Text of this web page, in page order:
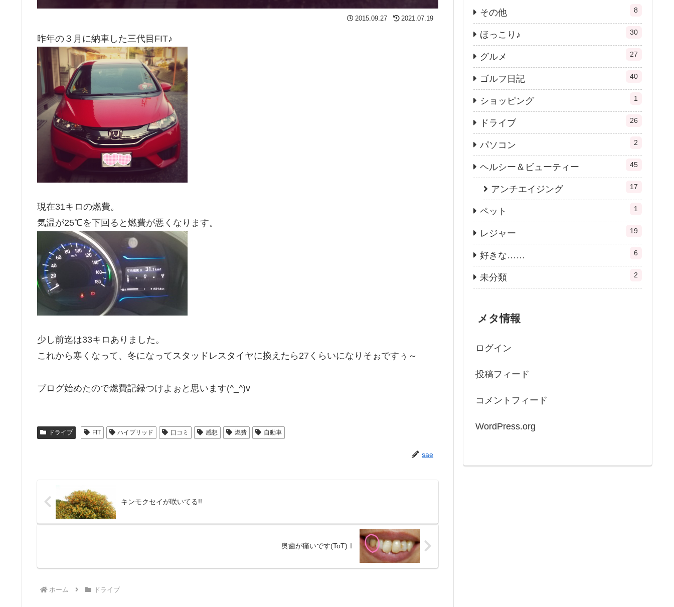
2015.09.27 2021.07.19
昨年の３月に納車した三代目FIT♪
現在31キロの燃費。
気温が25℃を下回ると燃費が悪くなります。
少し前迄は33キロありました。
これから寒くなって、冬になってスタッドレスタイヤに換えたら27くらいになりそぉですぅ～
ブログ始めたので燃費記録つけよぉと思います(^_^)v
ドライブ FIT ハイブリッド 口コミ 感想 燃費 自動車
sae
キンモクセイが咲いてる!!
奥歯が痛いです(ToT)Ⅰ
ホーム ドライブ
その他 8
ほっこり♪ 30
グルメ 27
ゴルフ日記 40
ショッピング 1
ドライブ 26
パソコン 2
ヘルシー＆ビューティー 45
アンチエイジング 17
ペット 1
レジャー 19
好きな…… 6
未分類 2
メタ情報
ログイン
投稿フィード
コメントフィード
WordPress.org